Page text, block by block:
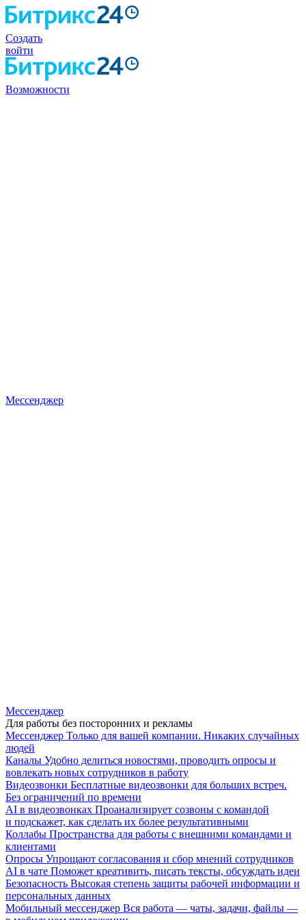
Создать
войти
Возможности
Мессенджер
Мессенджер
Для работы без посторонних и рекламы
Мессенджер Только для вашей компании. Никаких случайных
людей
Каналы Удобно делиться новостями, проводить опросы и
вовлекать новых сотрудников в работу
Видеозвонки Бесплатные видеозвонки для больших встреч.
Без ограничений по времени
AI в видеозвонках Проанализирует созвоны с командой
и подскажет, как сделать их более результативными
Коллабы Пространства для работы с внешними командами и
клиентами
Опросы Упрощают согласования и сбор мнений сотрудников
AI в чате Поможет креативить, писать тексты, обсуждать идеи
Безопасность Высокая степень защиты рабочей информации и
персональных данных
Мобильный мессенджер Вся работа — чаты, задачи, файлы —